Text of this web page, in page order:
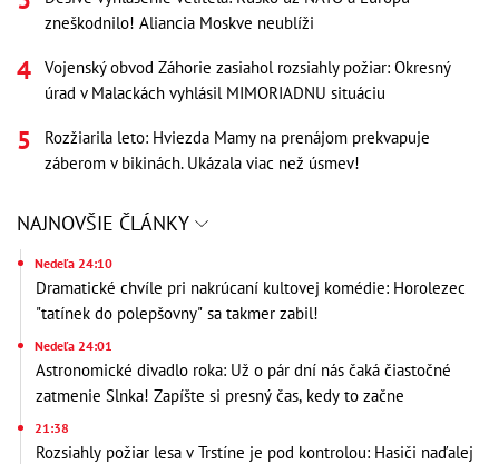
zneškodnilo! Aliancia Moskve neublíži
Vojenský obvod Záhorie zasiahol rozsiahly požiar: Okresný
úrad v Malackách vyhlásil MIMORIADNU situáciu
Rozžiarila leto: Hviezda Mamy na prenájom prekvapuje
záberom v bikinách. Ukázala viac než úsmev!
NAJNOVŠIE ČLÁNKY
Nedeľa 24:10
Dramatické chvíle pri nakrúcaní kultovej komédie: Horolezec
"tatínek do polepšovny" sa takmer zabil!
Nedeľa 24:01
Astronomické divadlo roka: Už o pár dní nás čaká čiastočné
zatmenie Slnka! Zapíšte si presný čas, kedy to začne
21:38
Rozsiahly požiar lesa v Trstíne je pod kontrolou: Hasiči naďalej